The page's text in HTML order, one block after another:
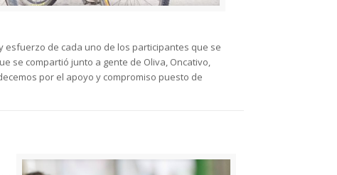
esfuerzo de cada uno de los participantes que se
se compartió junto a gente de Oliva, Oncativo,
por el apoyo y compromiso puesto de